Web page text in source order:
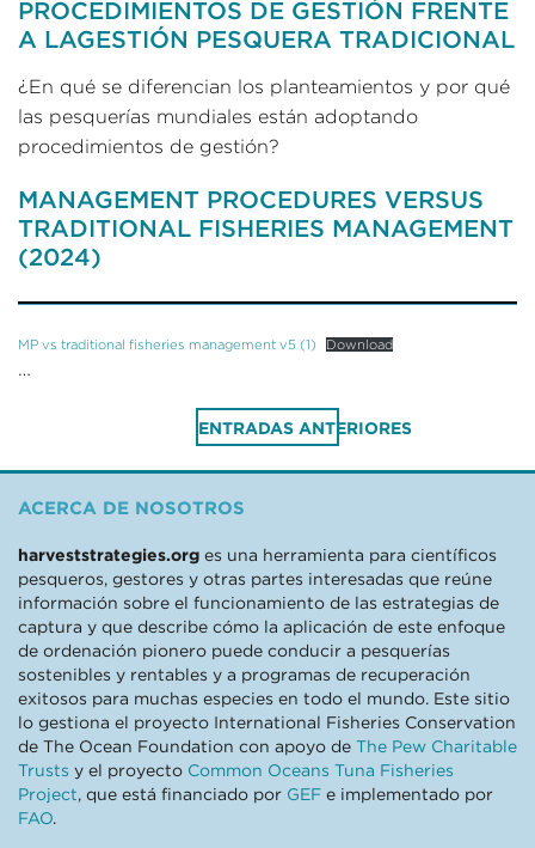
PROCEDIMIENTOS DE GESTIÓN FRENTE
A LAGESTIÓN PESQUERA TRADICIONAL
¿En qué se diferencian los planteamientos y por qué
las pesquerías mundiales están adoptando
procedimientos de gestión?
MANAGEMENT PROCEDURES VERSUS
TRADITIONAL FISHERIES MANAGEMENT
(2024)
MP vs traditional fisheries management v5 (1) Download
…
entradas
ENTRADAS ANTERIORES
ACERCA DE NOSOTROS
harveststrategies.org es una herramienta para científicos
pesqueros, gestores y otras partes interesadas que reúne
información sobre el funcionamiento de las estrategias de
captura y que describe cómo la aplicación de este enfoque
de ordenación pionero puede conducir a pesquerías
sostenibles y rentables y a programas de recuperación
exitosos para muchas especies en todo el mundo. Este sitio
lo gestiona el proyecto International Fisheries Conservation
de The Ocean Foundation con apoyo de The Pew Charitable
Trusts y el proyecto Common Oceans Tuna Fisheries
Project, que está financiado por GEF e implementado por
FAO.